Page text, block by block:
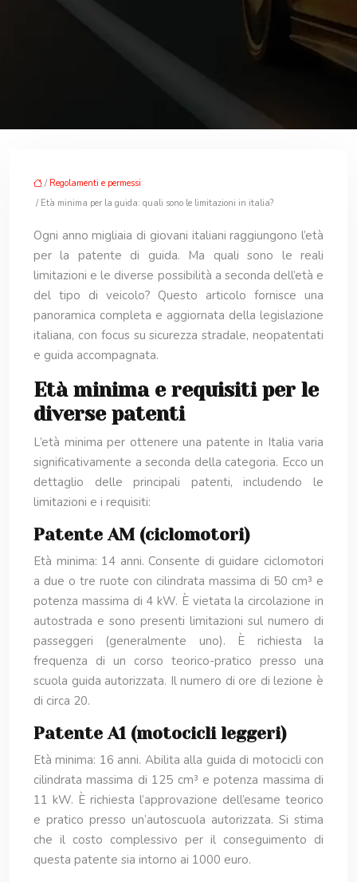
/ Regolamenti e permessi
/ Età minima per la guida: quali sono le limitazioni in italia?
Ogni anno migliaia di giovani italiani raggiungono l’età
per la patente di guida. Ma quali sono le reali
limitazioni e le diverse possibilità a seconda dell’età e
del tipo di veicolo? Questo articolo fornisce una
panoramica completa e aggiornata della legislazione
italiana, con focus su sicurezza stradale, neopatentati
e guida accompagnata.
Età minima e requisiti per le
diverse patenti
L’età minima per ottenere una patente in Italia varia
significativamente a seconda della categoria. Ecco un
dettaglio delle principali patenti, includendo le
limitazioni e i requisiti:
Patente AM (ciclomotori)
Età minima: 14 anni. Consente di guidare ciclomotori
a due o tre ruote con cilindrata massima di 50 cm³ e
potenza massima di 4 kW. È vietata la circolazione in
autostrada e sono presenti limitazioni sul numero di
passeggeri (generalmente uno). È richiesta la
frequenza di un corso teorico-pratico presso una
scuola guida autorizzata. Il numero di ore di lezione è
di circa 20.
Patente A1 (motocicli leggeri)
Età minima: 16 anni. Abilita alla guida di motocicli con
cilindrata massima di 125 cm³ e potenza massima di
11 kW. È richiesta l’approvazione dell’esame teorico
e pratico presso un’autoscuola autorizzata. Si stima
che il costo complessivo per il conseguimento di
questa patente sia intorno ai 1000 euro.